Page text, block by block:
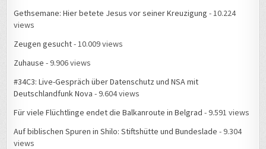
Gethsemane: Hier betete Jesus vor seiner Kreuzigung - 10.224
views
Zeugen gesucht- 10.009 views
Zuhause - 9.906 views
#34C3: Live-Gespräch über Datenschutz und NSA mit
Deutschlandfunk Nova - 9.604 views
Für viele Flüchtlinge endet die Balkanroute in Belgrad - 9.591 views
Auf biblischen Spuren in Shilo: Stiftshütte und Bundeslade - 9.304
views